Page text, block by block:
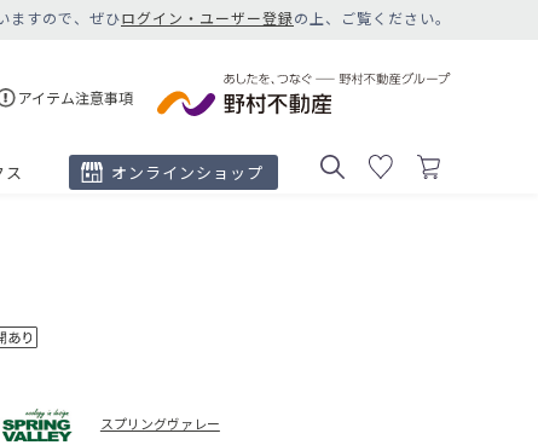
ますので、ぜひログイン・ユーザー登録の上、ご覧ください。
アイテム注意事項
ス オンラインショップ
スプリングヴァレー